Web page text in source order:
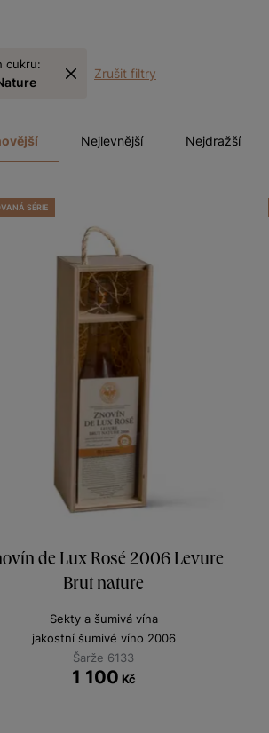
cukru:
Zrušit filtry
Nejlevnější Nejdražší
de Lux Rosé 2006 Levure
Brut nature
Sekty a šumivá vína
jakostní šumivé víno 2006
Šarže 6133
1 100 Kč
SÉRIE